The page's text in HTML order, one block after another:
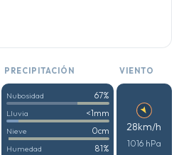
PRECIPITACIÓN VIENTO
Nubosidad 67%
Lluvia <1mm
Nieve 0cm
Humedad 81%
28km/h
1016 hPa